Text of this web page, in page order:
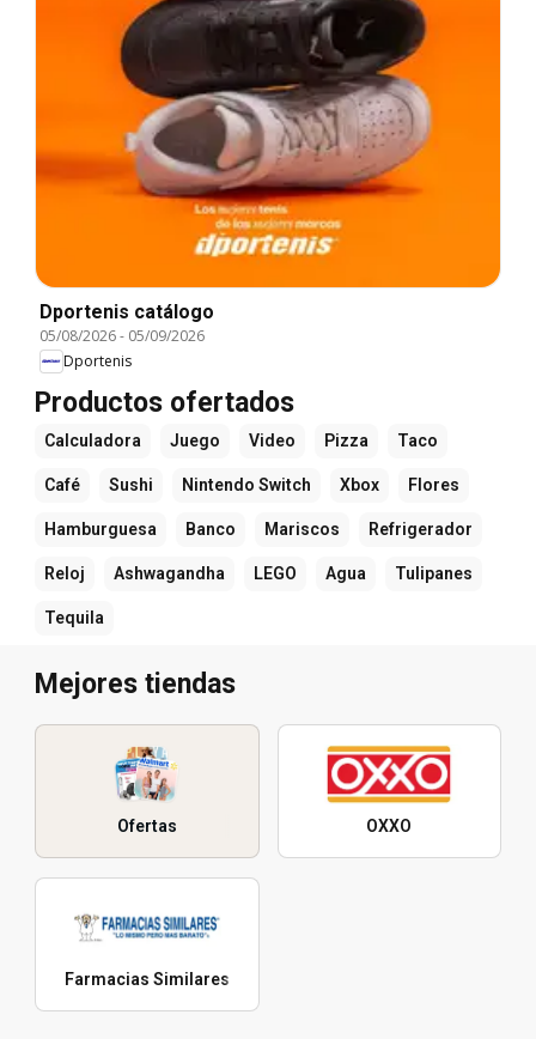
Dportenis catálogo
05/08/2026- 05/09/2026
Dportenis
Productos ofertados
Calculadora Juego Video Pizza Taco
Café Sushi Nintendo Switch Xbox Flores
Hamburguesa Banco Mariscos Refrigerador
Reloj Ashwagandha LEGO Agua Tulipanes
Tequila
Mejores tiendas
Ofertas OXXO
Farmacias Similares